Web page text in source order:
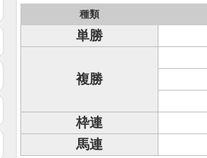
種類
単勝
複勝
枠連
馬連